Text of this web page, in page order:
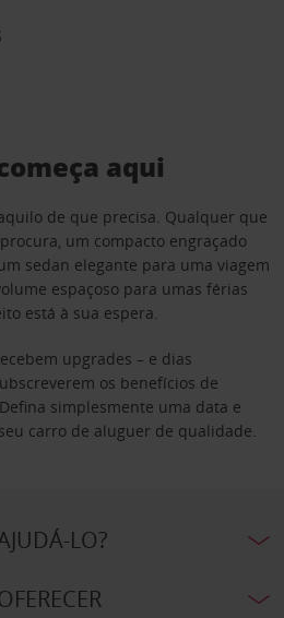
aqui
de que precisa. Qualquer que
um compacto engraçado
sedan elegante para uma viagem
espaçoso para umas férias
está à sua espera.
upgrades – e dias
os benefícios de
simplesmente uma data e
carro de aluguer de qualidade.
LO?